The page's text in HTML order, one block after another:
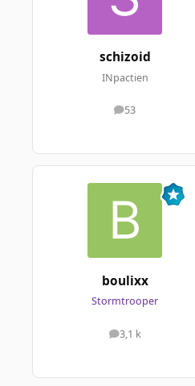
schizoid
INpactien
53
messages
boulixx
Stormtrooper
3,1 k
messages